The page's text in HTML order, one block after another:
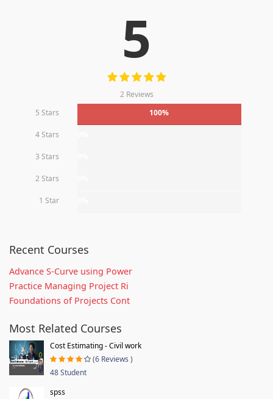
5
2 Reviews
5 Stars
100%
4 Stars
3 Stars
2 Stars
1 Star
Recent Courses
Advance S-Curve using Power
Practice Managing Project Ri
Foundations of Projects Cont
Most Related Courses
Cost Estimating - Civil work
(6 Reviews )
48 Student
spss